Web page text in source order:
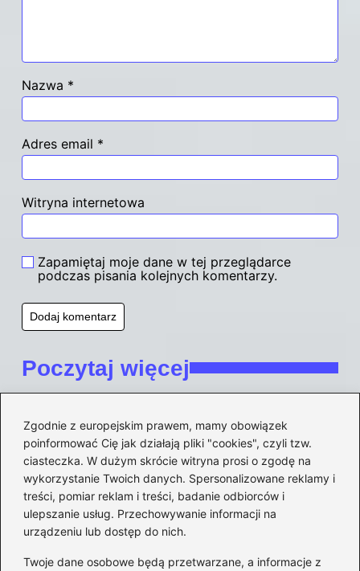
Zgodnie z europejskim prawem, mamy obowiązek
poinformować Cię jak działają pliki "cookies", czyli tzw.
ciasteczka. W dużym skrócie witryna prosi o zgodę na
wykorzystanie Twoich danych. Spersonalizowane reklamy i
treści, pomiar reklam i treści, badanie odbiorców i
ulepszanie usług. Przechowywanie informacji na
urządzeniu lub dostęp do nich.
Twoje dane osobowe będą przetwarzane, a informacje z
Nazwa *
Adres email *
Witryna internetowa
Zapamiętaj moje dane w tej przeglądarce
podczas pisania kolejnych komentarzy.
Poczytaj więcej